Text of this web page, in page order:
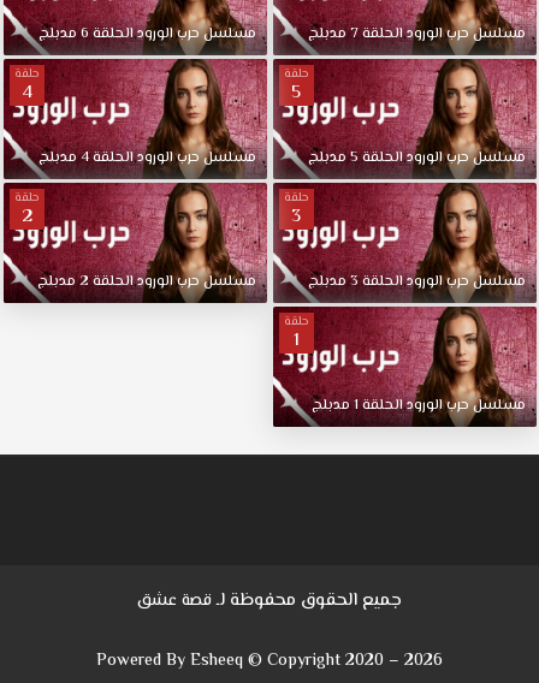
مسلسلحربالورودالحلقة7مدبلج مسلسلحربالورودالحلقة6مدبلج
حلقة
5
مسلسلحربالورودالحلقة5مدبلج
حلقة
4
مسلسلحربالورودالحلقة4مدبلج
حلقة
3
مسلسلحربالورودالحلقة3مدبلج
حلقة
2
مسلسلحربالورودالحلقة2مدبلج
حلقة
1
مسلسلحربالورودالحلقة1مدبلج
جميع الحقوق محفوظة لـقصة عشق
Powered By Esheeq © Copyright 2020 – 2026